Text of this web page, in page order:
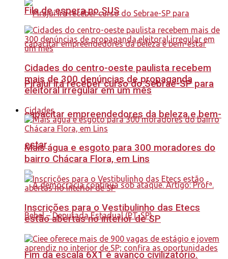
Pirajuí irá receber curso do Sebrae-SP para
capacitar empreendedores da beleza e bem-
estar
Fim da escala 6X1 é avanço civilizatório.
Fila de espera no SUS
Cidades do centro-oeste paulista recebem
mais de 300 denúncias de propaganda
eleitoral irregular em um mês
Cidades
Mais água e esgoto para 300 moradores do
bairro Chácara Flora, em Lins
Inscrições para o Vestibulinho das Etecs
estão abertas no interior de SP